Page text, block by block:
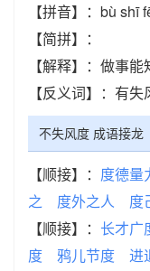
【拼音】：bù shī
【简拼】：
【解释】：做事
【反义词】：有失
不失风度 成语接龙
【顺接】： 度德量
之
度外之人 度
【顺接】： 长才广
度
鸦儿节度 进